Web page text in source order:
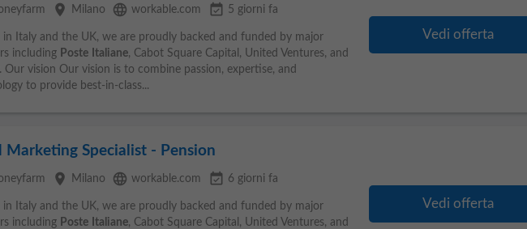
place Milano language workable.com event_available 5 giorni fa
in Italy and the UK, we are proudly backed and funded by major
including Poste Italiane, Cabot Square Capital, United Ventures, and
Our vision Our vision is to combine passion, expertise, and
to provide best-in-class...
Vedi offerta
Marketing Specialist - Pension
place Milano language workable.com event_available 6 giorni fa
in Italy and the UK, we are proudly backed and funded by major
including Poste Italiane, Cabot Square Capital, United Ventures, and
Vedi offerta